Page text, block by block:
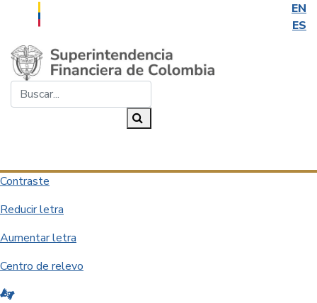
EN
ES
Saltar al contenido principal
Contraste
Reducir letra
Aumentar letra
Centro de relevo